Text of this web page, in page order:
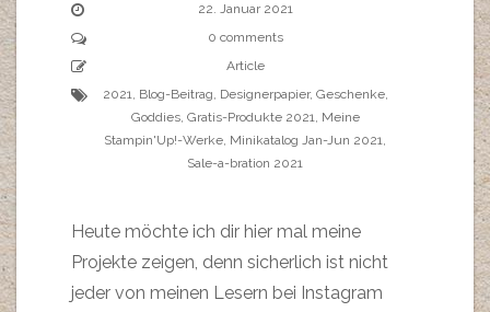
22. Januar 2021
0 comments
Article
2021, Blog-Beitrag, Designerpapier, Geschenke,
Goddies, Gratis-Produkte 2021, Meine
Stampin'Up!-Werke, Minikatalog Jan-Jun 2021,
Sale-a-bration 2021
Heute möchte ich dir hier mal meine
Projekte zeigen, denn sicherlich ist nicht
jeder von meinen Lesern bei Instagram